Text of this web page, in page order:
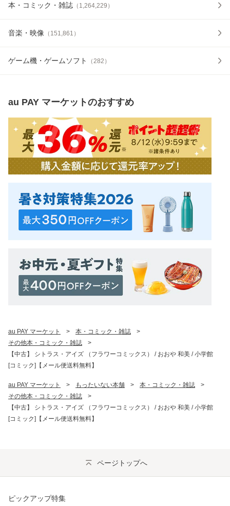
本・コミック・雑誌 （ 1,264,229 ）
音楽・映像 （ 151,861 ）
ゲーム機・ゲームソフト （282 ）
au PAY マーケットのおすすめ
au PAY マーケット > 本・コミック・雑誌
>
その他本・コミック・雑誌
>
【中古】 シトラス・アイズ （フラワーコミックス） / おおや 和美 / 小学館
[コミック]【メール便送料無料】
au PAY マーケット > もったいない本舗 > 本・コミック・雑誌
>
その他本・コミック・雑誌
>
【中古】 シトラス・アイズ （フラワーコミックス） / おおや 和美 / 小学館
[コミック]【メール便送料無料】
ページトップへ
ピックアップ特集